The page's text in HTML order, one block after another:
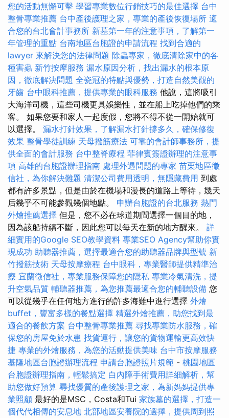
您的活動無懈可擊 學習專業數位行銷技巧的最佳選擇 台中
整骨專業推薦 台中產後護理之家，專業的產後恢復場所 適
合您的台北會計事務所 新墓第一年的注意事項，了解第一
年管理的重點 台南地區台胞證的申請流程 找到合適的
lawyer 來解決您的法律問題 除蟲專家，徹底清除家中的各
種害蟲 新竹按摩服務 漏水原因分析，找出漏水的根本原
因，徹底解決問題 全瓷冠的特點與優勢，打造自然美觀的
牙齒 台中眼科推薦，提供專業的眼科服務 他說，這將吸引
大海洋司機，這些司機更具娛樂性，並在船上吃掉他們的乘
客。 如果您要和家人一起度假，您將不得不從一開始就可
以選擇。 漏水打針效果，了解漏水打針撐多久，確保修復
效果 整骨學徒訓練 天母撥筋療法 可靠的會計師事務所，提
供全面的會計服務 台中整脊療程 菲律賓簽證辦理的注意事
項 高雄的台胞證辦理指南 處理外遇問題的專家 苗栗地區徵
信社，為你解決難題 清潔公司費用透明，無隱藏費用 到處
都有許多景點，但是由於在機場和漫長的道路上等待，幾天
后幾乎不可能參觀幾個地點。 申辦台胞證的台北服務 熱門
外燴推薦選擇 但是，您不必在球道期間選擇一個目的地，
因為該船持續不斷，因此您可以每天在新的地方醒來。 詳
細實用的Google SEO教學資料 專業SEO Agency幫助你實
現成功 助聽器推薦，選擇最適合您的助聽器品牌與型號 新
竹撥筋技術 天母按摩療程 台中眼科，專業醫師提供精準治
療 宜蘭徵信社，專業服務保障您的隱私 專業冷氣清洗，提
升空氣品質 輔聽器推薦，為您推薦最適合您的輔聽設備 您
可以從幾乎在任何地方進行的許多海難中進行選擇 外燴
buffet，豐富多樣的餐點選擇 精選外燴推薦，助您找到最
適合的餐飲方案 台中整骨專業推薦 尋找專業防水服務，確
保您的房屋免於水患 找貨運行，讓您的貨物運輸更高效快
捷 專業的外燴服務，為您的活動提供美味 台中市按摩服務
基隆地區台胞證辦理流程 申請台胞證照片規範 - 桃園地區
台胞證辦理指南，輕鬆搞定 白內障手術費用詳細解析，幫
助您做好預算 尋找優質的產後護理之家，為新媽媽提供專
業照顧 最好的是MSC，Costa和Tui 家族墓的選擇，打造一
個代代相傳的安息地 北部地區安養院的選擇，提供周到照